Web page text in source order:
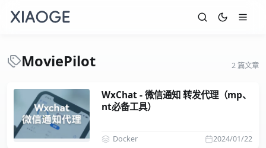
MoviePilot 2 篇文章
WxChat - 微信通知 转发代理（mp、
nt必备工具）
2024/01/22
Docker